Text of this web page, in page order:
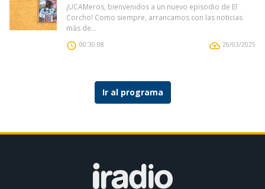
¡UCAMeros, bienvenidos a un nuevo episodio de El
Corcho! Como siempre, arrancamos con las noticias
más de...
00:30:08 26/03/2025
Ir al programa